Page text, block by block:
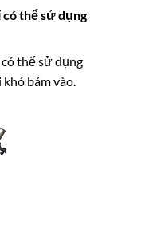
có thể sử dụng
thể sử dụng
bám vào.